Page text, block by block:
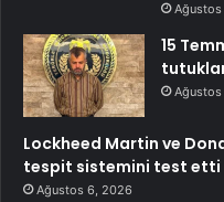
15
Lockheed Martin ve
tespit sistemini test etti
Ağustos 6, 2026